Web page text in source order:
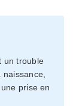
un trouble
prise en